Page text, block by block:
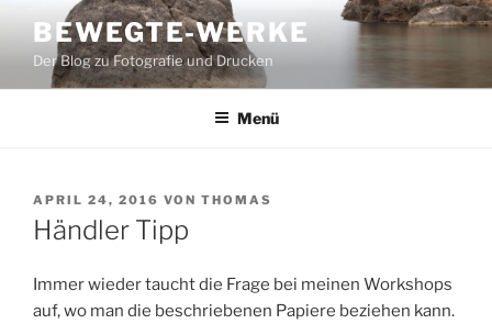
Inhalt
springen
BEWEGTE-WERKE
Der Blog zu Fotografie und Drucken
Menü
VERÖFFENTLICHT
AM
APRIL 24, 2016 VON THOMAS
Händler Tipp
Immer wieder taucht die Frage bei meinen Workshops
auf, wo man die beschriebenen Papiere beziehen kann.